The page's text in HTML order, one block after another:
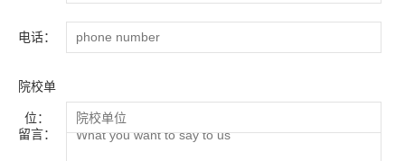
电话：
院校单
位：
留言：